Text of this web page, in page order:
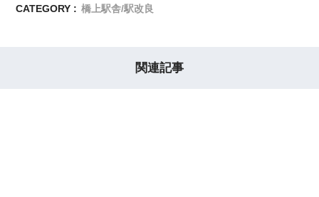
CATEGORY : 橋上駅舎/駅改良
関連記事